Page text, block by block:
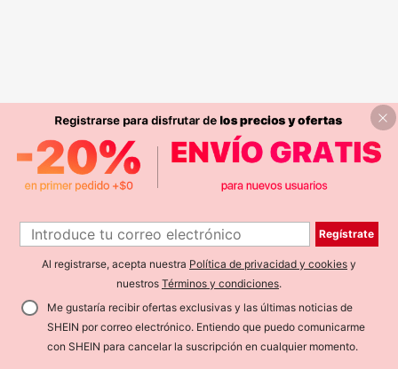
Regístrate
Al registrarse, acepta nuestra Política de privacidad y cookies y
nuestros Términos y condiciones.
Me gustaría recibir ofertas exclusivas y las últimas noticias de
SHEIN por correo electrónico. Entiendo que puedo comunicarme
con SHEIN para cancelar la suscripción en cualquier momento.